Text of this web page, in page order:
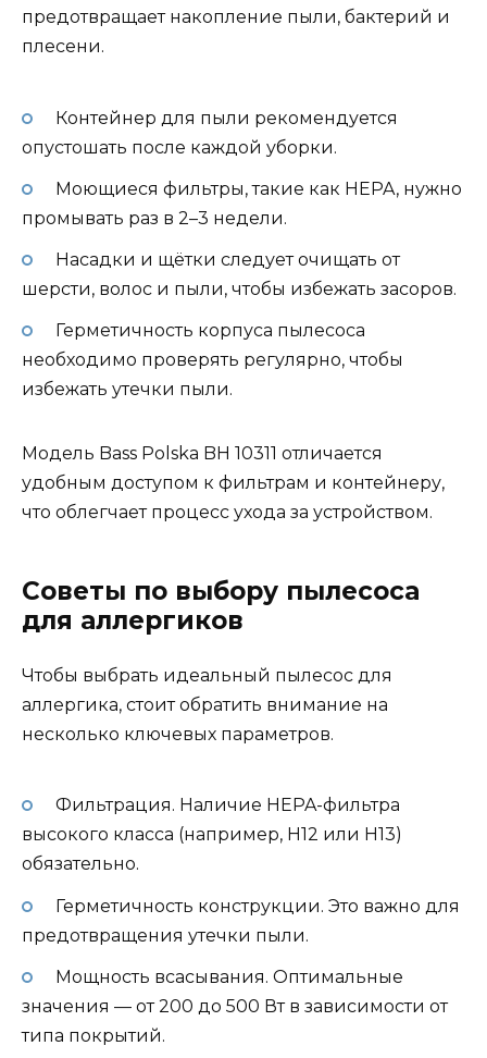
предотвращает накопление пыли, бактерий и
плесени.
Контейнер для пыли рекомендуется
опустошать после каждой уборки.
Моющиеся фильтры, такие как HEPA, нужно
промывать раз в 2–3 недели.
Насадки и щётки следует очищать от
шерсти, волос и пыли, чтобы избежать засоров.
Герметичность корпуса пылесоса
необходимо проверять регулярно, чтобы
избежать утечки пыли.
Модель Bass Polska BH 10311 отличается
удобным доступом к фильтрам и контейнеру,
что облегчает процесс ухода за устройством.
Советы по выбору пылесоса
для аллергиков
Чтобы выбрать идеальный пылесос для
аллергика, стоит обратить внимание на
несколько ключевых параметров.
Фильтрация. Наличие HEPA-фильтра
высокого класса (например, H12 или H13)
обязательно.
Герметичность конструкции. Это важно для
предотвращения утечки пыли.
Мощность всасывания. Оптимальные
значения — от 200 до 500 Вт в зависимости от
типа покрытий.